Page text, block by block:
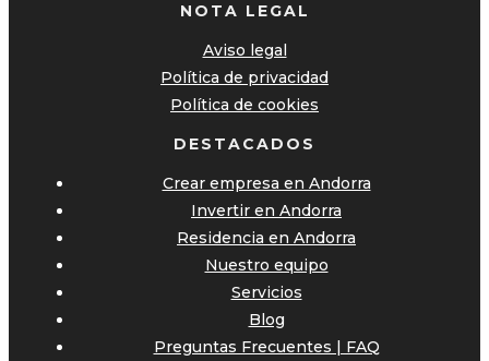
NOTA LEGAL
Aviso legal
Política de privacidad
Política de cookies
DESTACADOS
Crear empresa en Andorra
Invertir en Andorra
Residencia en Andorra
Nuestro equipo
Servicios
Blog
Preguntas Frecuentes | FAQ